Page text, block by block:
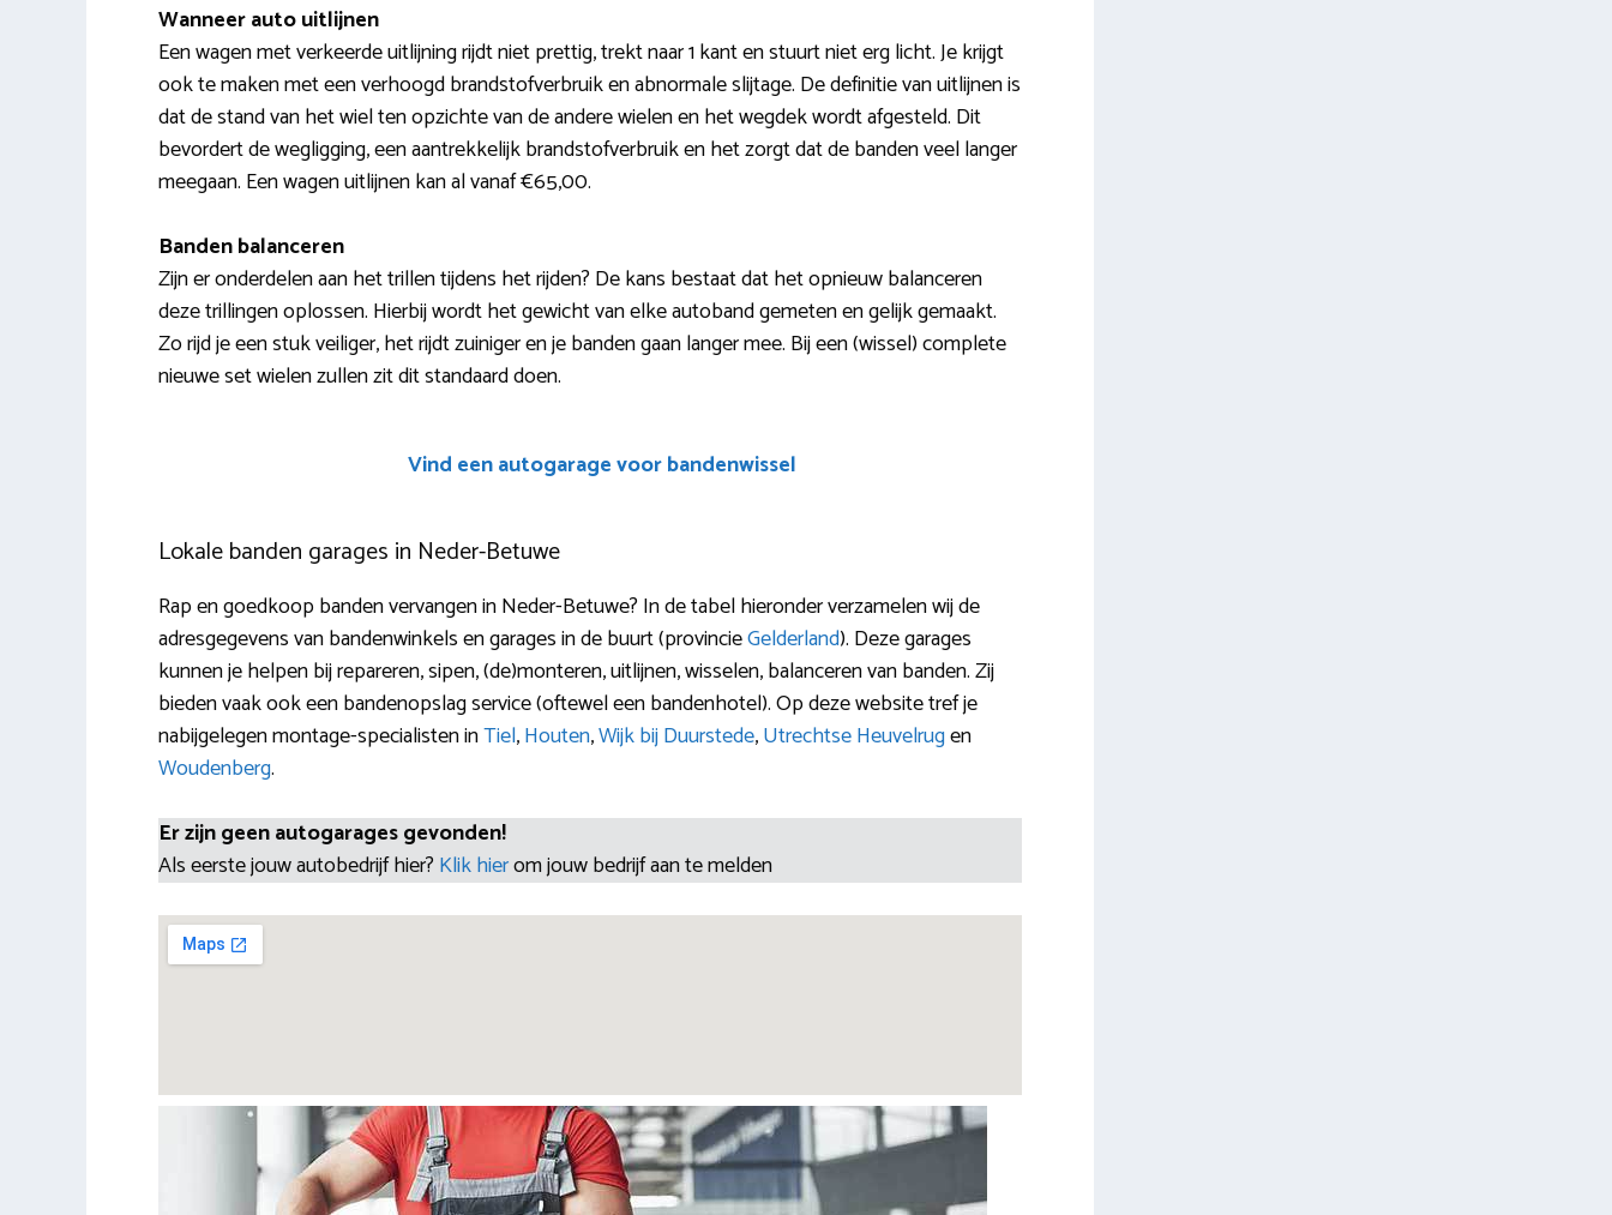
Wanneer auto uitlijnen
Een wagen met verkeerde uitlijning rijdt niet prettig, trekt naar 1 kant en stuurt niet erg licht. Je krijgt
ook te maken met een verhoogd brandstofverbruik en abnormale slijtage. De definitie van uitlijnen is
dat de stand van het wiel ten opzichte van de andere wielen en het wegdek wordt afgesteld. Dit
bevordert de wegligging, een aantrekkelijk brandstofverbruik en het zorgt dat de banden veel langer
meegaan. Een wagen uitlijnen kan al vanaf €65,00.
Banden balanceren
Zijn er onderdelen aan het trillen tijdens het rijden? De kans bestaat dat het opnieuw balanceren
deze trillingen oplossen. Hierbij wordt het gewicht van elke autoband gemeten en gelijk gemaakt.
Zo rijd je een stuk veiliger, het rijdt zuiniger en je banden gaan langer mee. Bij een (wissel) complete
nieuwe set wielen zullen zit dit standaard doen.
Vind een autogarage voor bandenwissel
Lokale banden garages in Neder-Betuwe
Rap en goedkoop banden vervangen in Neder-Betuwe? In de tabel hieronder verzamelen wij de
adresgegevens van bandenwinkels en garages in de buurt (provincieGelderland). Deze garages
kunnen je helpen bij repareren, sipen, (de)monteren, uitlijnen, wisselen, balanceren van banden. Zij
bieden vaak ook een bandenopslag service (oftewel een bandenhotel). Op deze website tref je
nabijgelegen montage-specialisten inTiel,Houten,Wijk bij Duurstede,Utrechtse Heuvelrugen
Woudenberg.
Er zijn geen autogarages gevonden!
Als eerste jouw autobedrijf hier? Klik hierom jouw bedrijf aan te melden